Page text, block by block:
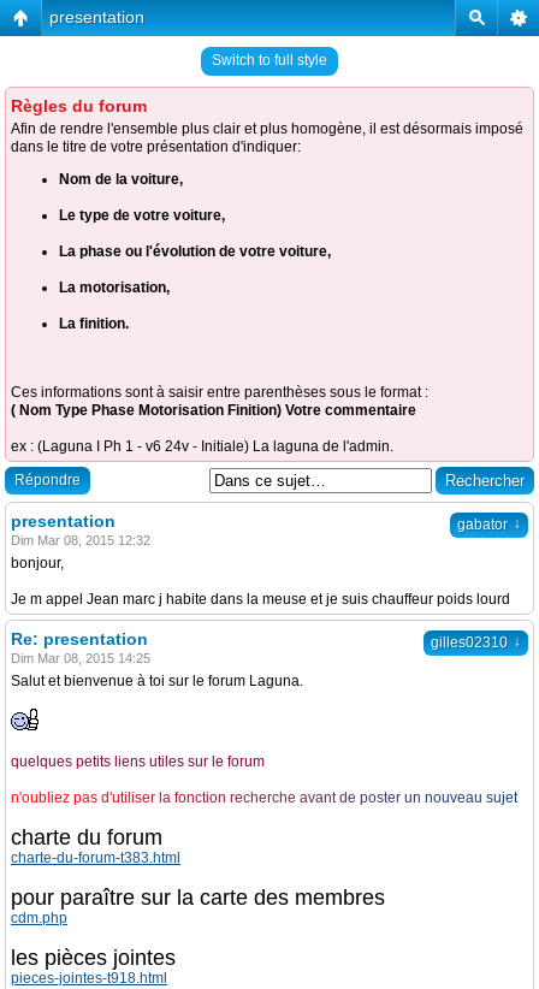
presentation
Switch to full style
Règles du forum
Afin de rendre l'ensemble plus clair et plus homogène, il est désormais imposé
dans le titre de votre présentation d'indiquer:
Nom de la voiture,
Le type de votre voiture,
La phase ou l'évolution de votre voiture,
La motorisation,
La finition.
Ces informations sont à saisir entre parenthèses sous le format :
( Nom Type Phase Motorisation Finition) Votre commentaire
ex : (Laguna I Ph 1 - v6 24v - Initiale) La laguna de l'admin.
Répondre
gabator ↓
presentation
Dim Mar 08, 2015 12:32
bonjour,
Je m appel Jean marc j habite dans la meuse et je suis chauffeur poids lourd
gilles02310 ↓
Re: presentation
Dim Mar 08, 2015 14:25
Salut et bienvenue à toi sur le forum Laguna.
quelques petits liens utiles sur le forum
n'oub iez pas d'uti iser a fonction recherche avant de poster un nouveau sujet
charte du forum
charte-du-forum-t383.html
pour paraître sur la carte des membres
cdm.php
les pièces jointes
pieces-jointes-t918.html